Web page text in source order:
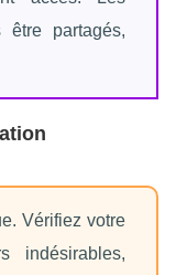
partagés,
Vérifiez votre
indésirables,